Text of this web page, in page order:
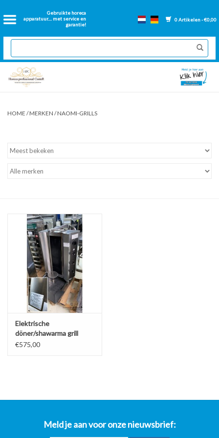
Gebruikte horeca
apparatuur.... met service en
garantie!
0 Artikelen - €0,00
Home
2dehands Horeca
Nieuwe apparatuur
Onderdelen bakwanden
HOME /MERKEN /NAOMI-GRILLS
Elektrische
döner/shawarma grill
€575,00
Meld je aan voor onze nieuwsbrief: